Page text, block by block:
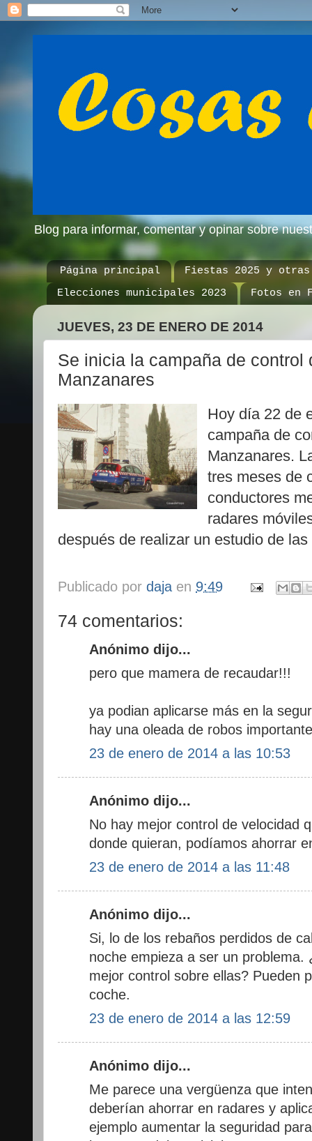
Blog para informar, comentar y opinar sobre
Página principal
Fiestas 2025 y otras
Elecciones municipales 2023
Fotos en
JUEVES, 23 DE ENERO DE 2014
Se inicia la campaña de control
Manzanares
Hoy día 22 de
campaña de
Manzanares.
tres meses de
conductores
radares
después de realizar un estudio de
Publicado por daja en 9:49
74 comentarios:
Anónimo dijo...
pero que mamera de recaudar!!!
ya podian aplicarse más en la
hay una oleada de robos
23 de enero de 2014 a las 10:53
Anónimo dijo...
No hay mejor control de velocidad
donde quieran, podíamos ahorrar
23 de enero de 2014 a las 11:48
Anónimo dijo...
Si, lo de los rebaños perdidos de
noche empieza a ser un problema.
mejor control sobre ellas? Pueden
coche.
23 de enero de 2014 a las 12:59
Anónimo dijo...
Me parece una vergüenza que
deberían ahorrar en radares y
ejemplo aumentar la seguridad